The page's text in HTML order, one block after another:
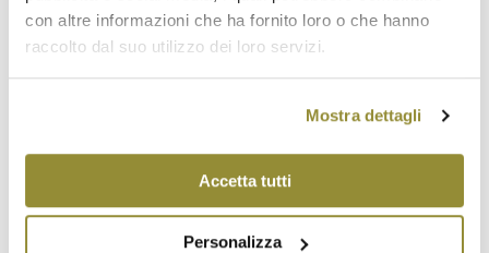
con altre informazioni che ha fornito loro o che hanno
raccolto dal suo utilizzo dei loro servizi.
Mostra dettagli
Accetta tutti
Personalizza
LaCoppa Piacentina è un prodotto di
salatoestagionato, diforma cilindricae
punteggiata dal biancorosatodelle
parti grasse. A tavola può essere consumata da
sola come antipasto o secondo.
La zona di produzione e lavorazione della coppa
piacentina Dop riguarda la provincia